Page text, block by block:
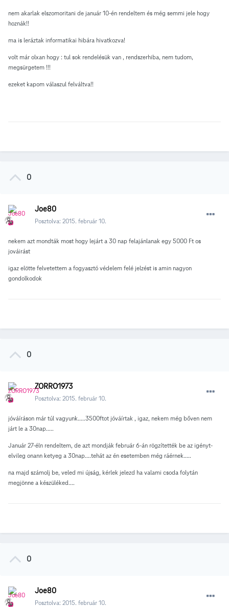
nem akarlak elszomoritani de január 10-én rendeltem és még semmi jele hogy
hoznák!!
ma is leráztak informatikai hibára hivatkozva!
volt már olxan hogy : tul sok rendelésük van , rendszerhiba, nem tudom,
megsürgetem !!!
ezeket kapom válaszul felváltva!!
0
Joe80
Posztolva: 2015. február 10.
nekem azt mondták most hogy lejárt a 30 nap felajánlanak egy 5000 Ft os
jováirást
igaz elötte felvetettem a fogyasztó védelem felé jelzést is amin nagyon
gondolkodok
0
ZORRO1973
Posztolva: 2015. február 10.
jóváíráson már túl vagyunk.....3500ftot jóváírtak , igaz, nekem még bőven nem
járt le a 30nap.....
Január 27-éln rendeltem, de azt mondják február 6-án rögzítették be az igényt-
elvileg onann ketyeg a 30nap....tehát az én esetemben még ráérnek.....
na majd számolj be, veled mi újság, kérlek jelezd ha valami csoda folytán
megjönne a készüléked....
0
Joe80
Posztolva: 2015. február 10.